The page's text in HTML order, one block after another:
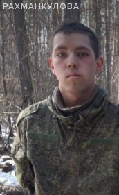
РАХМАНКУЛОВА